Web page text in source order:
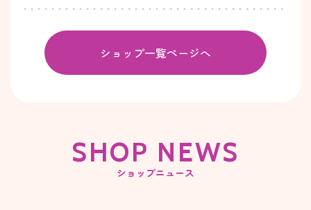
ショップ一覧ページへ
SHOP NEWS
ショップニュース